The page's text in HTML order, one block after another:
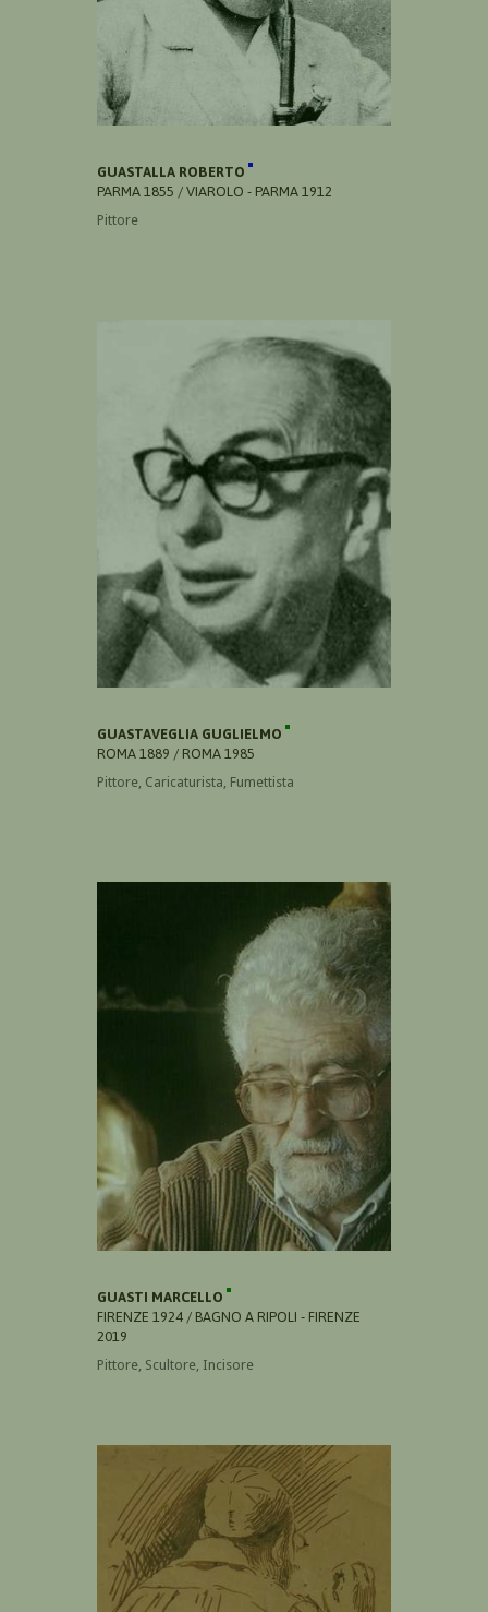
GUASTALLA ROBERTO
PARMA 1855 / VIAROLO - PARMA 1912
Pittore
GUASTAVEGLIA GUGLIELMO
ROMA 1889 / ROMA 1985
Pittore, Caricaturista, Fumettista
GUASTI MARCELLO
FIRENZE 1924 / BAGNO A RIPOLI - FIRENZE
2019
Pittore, Scultore, Incisore